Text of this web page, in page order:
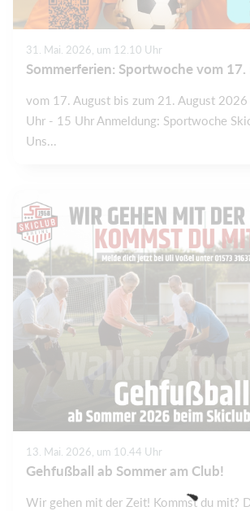
31. Mai. 2026, um 12.10 Uhr
Sommerferien: Sportwoche vom 17.
vom 17. August bis zum 21. August
Uhr - 15 Uhr Anmeldung: Sportwoche
Uns...
13. Mai. 2026, um 10.44 Uhr
Gehfußball ab Sommer am Club!
Wir gehen mit der Zeit! Kommst du mit?